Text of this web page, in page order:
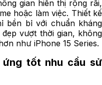
gian hiển thị rộng rãi,
hoặc làm việc. Thiết kế
bền bỉ với chuẩn kháng
vượt thời gian, không
như iPhone 15 Series.
ứng tốt nhu cầu sử